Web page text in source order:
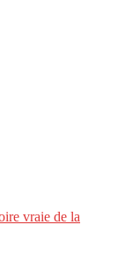
vraie de la